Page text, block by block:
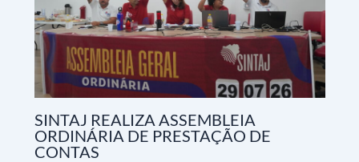
SINTAJ REALIZA ASSEMBLEIA
ORDINÁRIA DE PRESTAÇÃO DE
CONTAS